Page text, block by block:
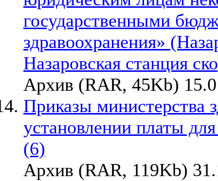
государственными
здравоохранения»
Назаровская станция
Архив (RAR, 45Kb)
Приказы министерства
установлении платы
(6)
Архив (RAR, 119Kb)